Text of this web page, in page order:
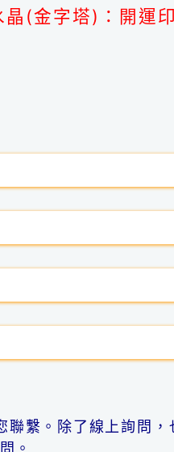
(金字塔)：開運
繫。除了線上詢問，
。